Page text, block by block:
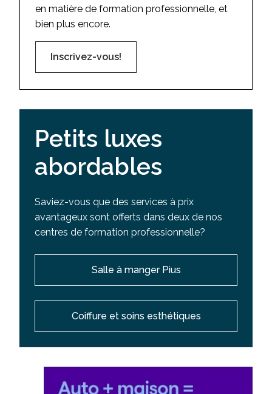
en matière de formation professionnelle, et
bien plus encore.
Inscrivez-vous!
Petits luxes
abordables
Saviez-vous que des services à prix
avantageux sont offerts dans deux de nos
centres de formation professionnelle?
Salle à manger Pius
Coiffure et soins esthétiques